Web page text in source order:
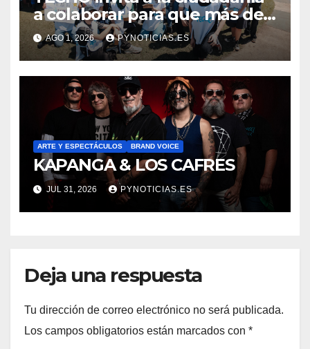
a colaborar para que más de
500 familias puedan “Salir de
la Tierra”
AGO 1, 2026 PYNOTICIAS.ES
ARTE Y ESPECTÁCULOS BRAND VOICE
KAPANGA & LOS CAFRES
JUL 31, 2026 PYNOTICIAS.ES
Deja una respuesta
Tu dirección de correo electrónico no será publicada.
Los campos obligatorios están marcados con *